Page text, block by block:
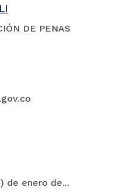
DE PENAS
de enero de...